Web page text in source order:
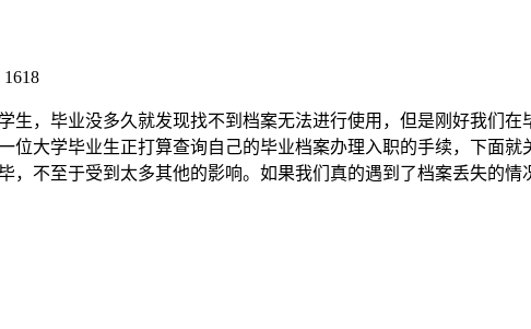
生，毕业没多久就发现找不到档案无法进行使用，但是刚好我们
位大学毕业生正打算查询自己的毕业档案办理入职的手续，下面
，不至于受到太多其他的影响。如果我们真的遇到了档案丢失的